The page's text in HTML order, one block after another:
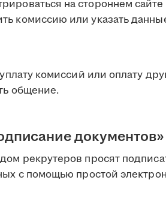
на стороннем сайте
комиссию или указать
комиссий или оплату
общение.
документов»
рекрутеров просят
с помощью простой